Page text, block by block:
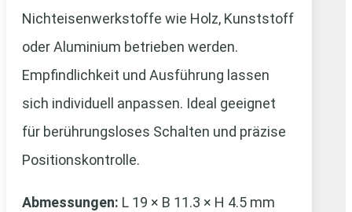
Nichteisenwerkstoffe wie Holz, Kunststoff
oder Aluminium betrieben werden.
Empfindlichkeit und Ausführung lassen
sich individuell anpassen. Ideal geeignet
für berührungsloses Schalten und präzise
Positionskontrolle.
Abmessungen: L 19 × B 11.3 × H 4.5 mm